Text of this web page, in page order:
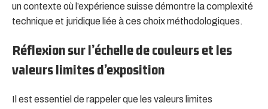
un contexte où l’expérience suisse démontre la complexité
technique et juridique liée à ces choix méthodologiques.
Réflexion sur l’échelle de couleurs et les
valeurs limites d’exposition
Il est essentiel de rappeler que les valeurs limites